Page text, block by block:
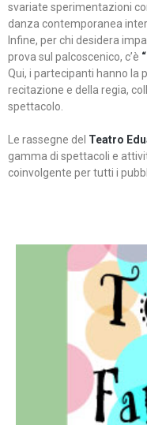
svariate sperimentazioni
danza contemporanea
Infine, per chi desidera
prova sul palcoscenico, c’è
Qui, i partecipanti hanno la
recitazione e della regia,
spettacolo.
Le rassegne del Teatro
gamma di spettacoli e
coinvolgente per tutti i
Teatro In Famiglia
per far